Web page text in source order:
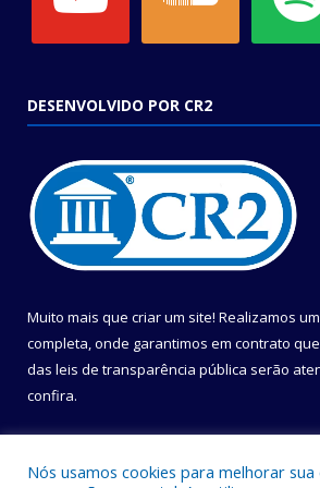
DESENVOLVIDO POR CR2
Muito mais que criar um site! Realizamos
completa, onde garantimos em contrato
das leis de transparência pública serão
confira.
Nós usamos cookies para melhorar sua